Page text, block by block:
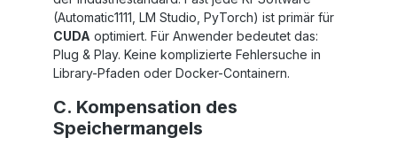
(Automatic1111, LM Studio, PyTorch) ist primär für
CUDA optimiert. Für Anwender bedeutet das:
Plug & Play. Keine komplizierte Fehlersuche in
Library-Pfaden oder Docker-Containern.
C. Kompensation des
Speichermangels